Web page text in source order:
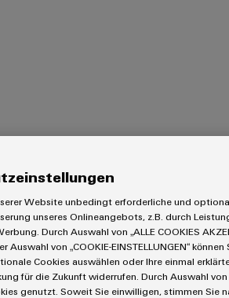
Website unbedingt erforderliche und
unseres Onlineangebots, z.B. durch
Durch Auswahl von „ALLE COOKIES
Auswahl von „COOKIE-EINSTELLUNGEN“
Cookies auswählen oder Ihre einmal
für die Zukunft widerrufen. Durch Auswahl
genutzt. Soweit Sie einwilligen, stimmen Sie